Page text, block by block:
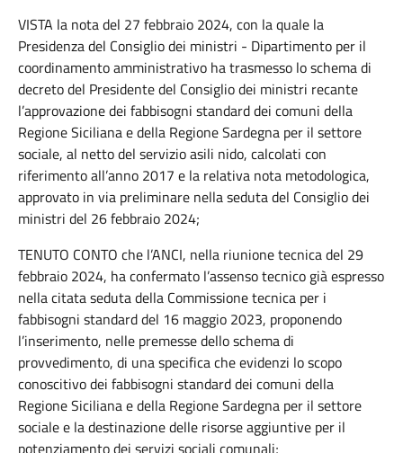
VISTA la nota del 27 febbraio 2024, con la quale la
Presidenza del Consiglio dei ministri - Dipartimento per il
coordinamento amministrativo ha trasmesso lo schema di
decreto del Presidente del Consiglio dei ministri recante
l’approvazione dei fabbisogni standard dei comuni della
Regione Siciliana e della Regione Sardegna per il settore
sociale, al netto del servizio asili nido, calcolati con
riferimento all’anno 2017 e la relativa nota metodologica,
approvato in via preliminare nella seduta del Consiglio dei
ministri del 26 febbraio 2024;
TENUTO CONTO che l’ANCI, nella riunione tecnica del 29
febbraio 2024, ha confermato l’assenso tecnico già espresso
nella citata seduta della Commissione tecnica per i
fabbisogni standard del 16 maggio 2023, proponendo
l’inserimento, nelle premesse dello schema di
provvedimento, di una specifica che evidenzi lo scopo
conoscitivo dei fabbisogni standard dei comuni della
Regione Siciliana e della Regione Sardegna per il settore
sociale e la destinazione delle risorse aggiuntive per il
potenziamento dei servizi sociali comunali;